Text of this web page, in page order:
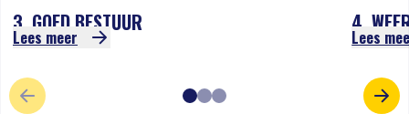
3. GOED BESTUUR
Lees meer
4.
Lees
VORIGE SLIDE